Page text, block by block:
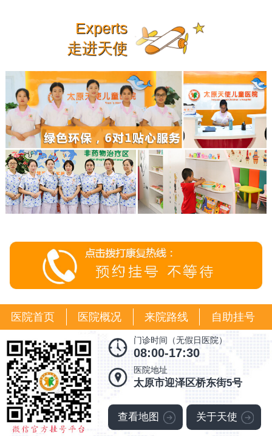
Experts
走进天使
医院首页 医院概况 来院路线 自助挂号
门诊时间（无假日医院）
08:00-17:30
医院地址
太原市迎泽区桥东街5号
查看地图 关于天使